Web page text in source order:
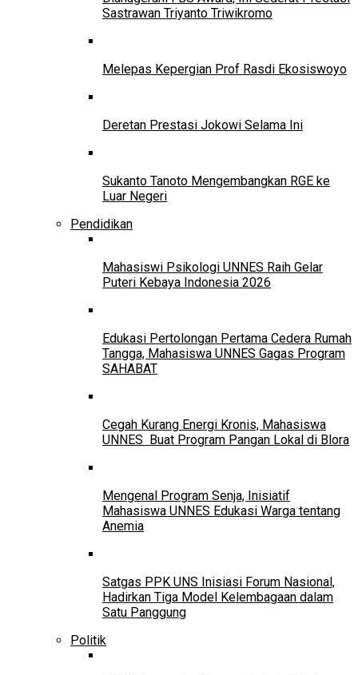
Sastrawan Triyanto Triwikromo
Melepas Kepergian Prof Rasdi Ekosiswoyo
Deretan Prestasi Jokowi Selama Ini
Sukanto Tanoto Mengembangkan RGE ke
Luar Negeri
Pendidikan
Mahasiswi Psikologi UNNES Raih Gelar
Puteri Kebaya Indonesia 2026
Edukasi Pertolongan Pertama Cedera Rumah
Tangga, Mahasiswa UNNES Gagas Program
SAHABAT
Cegah Kurang Energi Kronis, Mahasiswa
UNNES Buat Program Pangan Lokal di Blora
Mengenal Program Senja, Inisiatif
Mahasiswa UNNES Edukasi Warga tentang
Anemia
Satgas PPK UNS Inisiasi Forum Nasional,
Hadirkan Tiga Model Kelembagaan dalam
Satu Panggung
Politik